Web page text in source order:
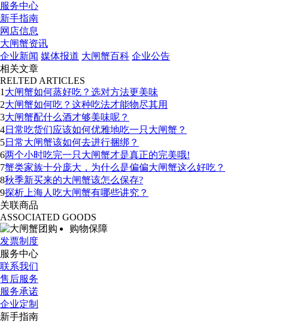
服务中心
新手指南
网店信息
大闸蟹资讯
企业新闻 媒体报道 大闸蟹百科 企业公告
相关文章
RELTED ARTICLES
1 大闸蟹如何蒸好吃？选对方法更美味
2大闸蟹如何吃？这种吃法才能物尽其用
3大闸蟹配什么酒才够美味呢？
4日常吃货们应该如何优雅地吃一只大闸蟹？
5日常大闸蟹该如何去进行捆绑？
6两个小时吃完一只大闸蟹才是真正的完美哦!
7蟹类家族十分庞大，为什么是偏偏大闸蟹这么好吃？
8秋季新买来的大闸蟹该怎么保存?
9探析上海人吃大闸蟹有哪些讲究？
关联商品
ASSOCIATED GOODS
购物保障
发票制度
服务中心
联系我们
售后服务
服务承诺
企业定制
新手指南